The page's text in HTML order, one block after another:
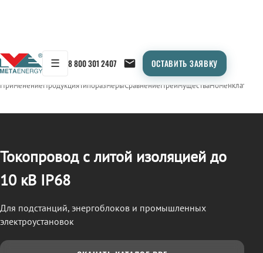
☰ 8 800 301 2407 ОСТАВИТЬ ЗАЯВКУ
← Продукция/ТОКОПРОВОД
ПрименениеПродукцияТипоразмерыСравнениеПреимуществаНоменклатура
Токопровод с литой изоляцией до
10 кВ IP68
Для подстанций, энергоблоков и промышленных
электроустановок